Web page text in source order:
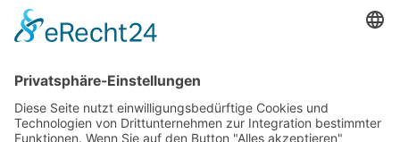
unsererSachverständigen- und Gutachtertätigkeit.
AKTUELLSTE PROJEKTE
Neubau von 2 Reihenhäusern
Neubau von 9 Reihenhäusern